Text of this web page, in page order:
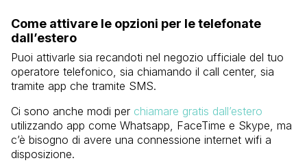
Come attivare le opzioni per le telefonate
dall’estero
Puoi attivarle sia recandoti nel negozio ufficiale del tuo
operatore telefonico, sia chiamando il call center, sia
tramite app che tramite SMS.
Ci sono anche modi per chiamare gratis dall’estero
utilizzando app come Whatsapp, FaceTime e Skype, ma
c’è bisogno di avere una connessione internet wifi a
disposizione.